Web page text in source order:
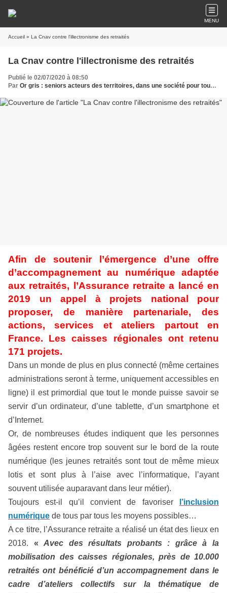
MENU
Accueil » La Cnav contre l'illectronisme des retraités
La Cnav contre l'illectronisme des retraités
Publié le 02/07/2020 à 08:50
Par Or gris : seniors acteurs des territoires, dans une société pour tous les âges
Afin de soutenir l’émergence d’une offre
d’accompagnement au numérique adaptée
aux retraités, l’Assurance retraite a lancé en
2019 un appel à projets national pour
proposer, de manière partenariale, des
actions, services et ateliers partout en
France. Les caisses régionales ont retenu
171 projets.
Dans un monde de plus en plus connecté (même certaines
administrations seront à terme, uniquement accessibles en
ligne) il est primordial que tout le monde puisse savoir se
servir d’un ordinateur, d’une tablette, d’un smartphone et
d’Internet.
Or, de nombreuses études indiquent que les personnes
âgées restent encore trop souvent sur le bord de la route
numérique (les jeunes retraités sont tout de même mieux
lotis et sont plus à l’aise avec l’informatique, l’ayant
souvent utilisée auparavant dans leur métier).
Toujours est-il qu’il convient de favoriser
l’inclusion
numérique de tous par tous les moyens possibles…
A ce titre, l’Assurance retraite a réalisé un état des lieux en
2018. «Avec des résultats probants : grâce à la
mobilisation des caisses régionales, près de 10.000
retraités ont bénéficié d’un accompagnement dans le
cadre d’ateliers collectifs sur la thématique de